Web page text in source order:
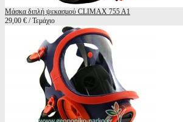
Μάσκα διπλή ψεκασμού CLIMAX 755 A1
29,00 € / Τεμάχιο